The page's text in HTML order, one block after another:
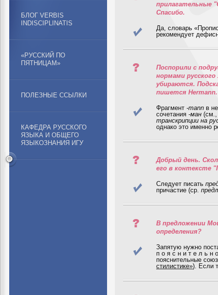
БЛОГ VERBIS
INDISCIPLINATIS
«РУССКИЙ ПО
ПЯТНИЦАМ»
ПОЛЕЗНЫЕ ССЫЛКИ
КАФЕДРА РУССКОГО
ЯЗЫКА И ОБЩЕГО
ЯЗЫКОЗНАНИЯ ИГУ
прилагательные
Спасибо.
Да, словарь
рекомендует
Поспорили с
нормами
убираются.
пишется Hermann.
Фрагмент -mann в
сочетания -ман
транскрипции на
однако это именно
Добрый день.
его в контексте
Следует писать
причастие (ср.
В предложении
определения?
Запятую нужно
п о я с н и т е л ь н
пояснительные
стилистике»). Если